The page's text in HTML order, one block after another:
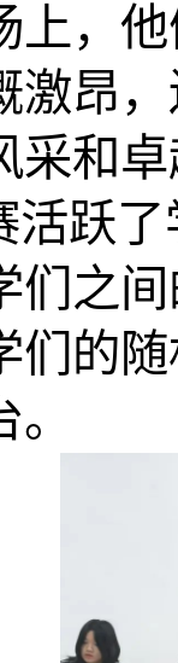
上，
激昂
采和
活跃
们之
们的